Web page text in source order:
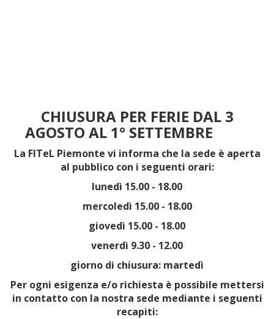
CHIUSURA PER FERIE DAL 3
AGOSTO AL 1° SETTEMBRE
La FITeL Piemonte vi informa che la sede è aperta
al pubblico con i seguenti orari:
lunedì 15.00 - 18.00
mercoledì 15.00 - 18.00
giovedì 15.00 - 18.00
venerdì 9.30 - 12.00
giorno di chiusura: martedì
Per ogni esigenza e/o richiesta è possibile mettersi
in contatto con la nostra sede mediante i seguenti
recapiti: